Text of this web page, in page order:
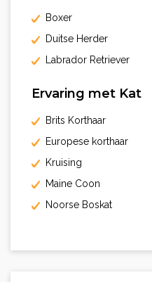
Boxer
Duitse Herder
Labrador Retriever
Ervaring met Kat
Brits Korthaar
Europese korthaar
Kruising
Maine Coon
Noorse Boskat